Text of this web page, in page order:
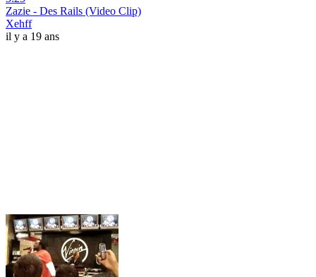
Zazie - Des Rails (Video Clip)
Xehff
il y a 19 ans